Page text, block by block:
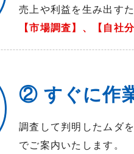
売上や利益を生み出す
【市場調査】、【自社
② すぐに作
調査して判明したムダ
でご案内いたします。